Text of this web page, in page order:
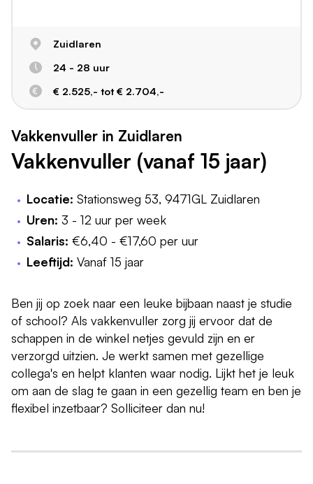
Zuidlaren
24 - 28 uur
€ 2.525,- tot € 2.704,-
Vakkenvuller in Zuidlaren
Vakkenvuller (vanaf 15 jaar)
Locatie: Stationsweg 53, 9471GL Zuidlaren
Uren: 3 - 12 uur per week
Salaris: €6,40 - €17,60 per uur
Leeftijd: Vanaf 15 jaar
Ben jij op zoek naar een leuke bijbaan naast je studie
of school? Als vakkenvuller zorg jij ervoor dat de
schappen in de winkel netjes gevuld zijn en er
verzorgd uitzien. Je werkt samen met gezellige
collega's en helpt klanten waar nodig. Lijkt het je leuk
om aan de slag te gaan in een gezellig team en ben je
flexibel inzetbaar? Solliciteer dan nu!